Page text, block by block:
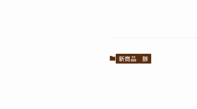
新商品 豚